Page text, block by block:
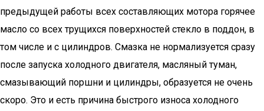
предыдущей работы всех составляющих мотора горячее
масло со всех трущихся поверхностей стекло в поддон, в
том числе и с цилиндров. Смазка не нормализуется сразу
после запуска холодного двигателя, масляный туман,
смазывающий поршни и цилиндры, образуется не очень
скоро. Это и есть причина быстрого износа холодного